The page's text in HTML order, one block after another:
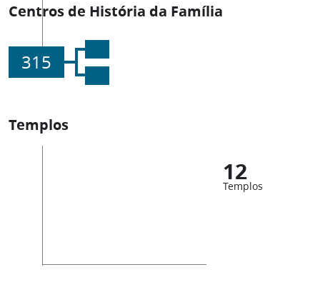
Centros de História da Família
315
Templos
12
Templos